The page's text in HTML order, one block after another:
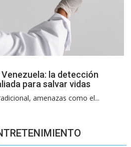
la detección
para salvar vidas
amenazas como el...